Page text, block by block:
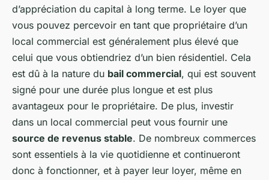
d’appréciation du capital à long terme. Le loyer que
vous pouvez percevoir en tant que propriétaire d’un
local commercial est généralement plus élevé que
celui que vous obtiendriez d’un bien résidentiel. Cela
est dû à la nature du bail commercial, qui est souvent
signé pour une durée plus longue et est plus
avantageux pour le propriétaire. De plus, investir
dans un local commercial peut vous fournir une
source de revenus stable. De nombreux commerces
sont essentiels à la vie quotidienne et continueront
donc à fonctionner, et à payer leur loyer, même en